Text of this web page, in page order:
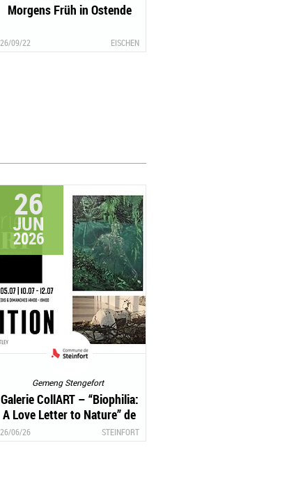
Morgens Früh in Ostende
26/09/22 EISCHEN
26
JUN
2026
Gemeng Stengefort
Galerie CollART – “Biophilia:
A Love Letter to Nature” de
26/06/26 STEINFORT